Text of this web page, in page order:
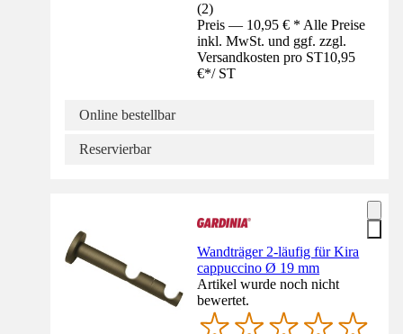
(2)
Preis — 10,95 € * Alle Preise
inkl. MwSt. und ggf. zzgl.
Versandkosten pro ST10,95
€*/ ST
Online bestellbar
Reservierbar
Wandträger 2-läufig für Kira
cappuccino Ø 19 mm
Artikel wurde noch nicht
bewertet.